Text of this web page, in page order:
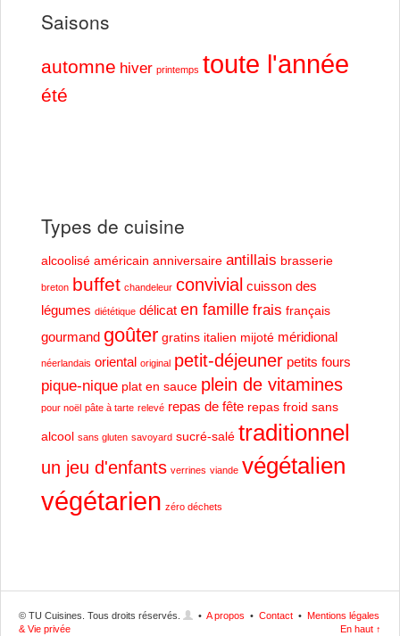
Saisons
automne hiver printemps toute l'année
été
Types de cuisine
alcoolisé américain anniversaire antillais brasserie
breton buffet chandeleur convivial cuisson des
légumes diététique délicat en famille frais français
gourmand goûter gratins italien mijoté méridional
néerlandais oriental original petit-déjeuner petits fours
pique-nique plat en sauce plein de vitamines
pour noël pâte à tarte relevé repas de fête repas froid sans
alcool sans gluten savoyard sucré-salé traditionnel
un jeu d'enfants verrines viande végétalien
végétarien zéro déchets
© TU Cuisines. Tous droits réservés. • A propos • Contact • Mentions légales
& Vie privée
En haut ↑